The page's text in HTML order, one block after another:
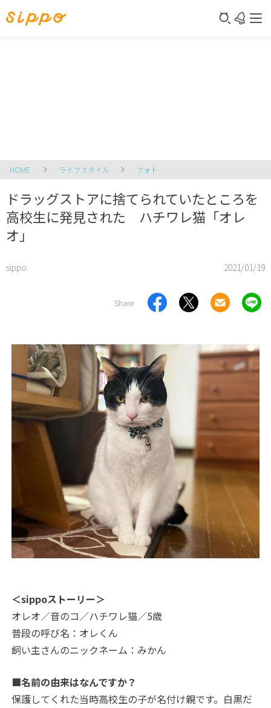
HOME ライフスタイル フォト
ドラッグストアに捨てられていたところを
高校生に発見された ハチワレ猫「オレ
オ」
sippo 2021/01/19
Share
＜sippoストーリー＞
オレオ／音のコ／ハチワレ猫／5歳
普段の呼び名：オレくん
飼い主さんのニックネーム：みかん
■名前の由来はなんですか？
保護してくれた当時高校生の子が名付け親です。白黒だ